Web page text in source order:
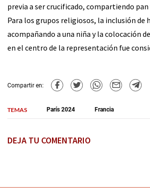
previa a ser crucificado, compartiendo
Para los grupos religiosos, la inclusión de
acompañando a una niña y la colocación
en el centro de la representación fue
Compartir en:
TEMAS París 2024 Francia
DEJA TU COMENTARIO